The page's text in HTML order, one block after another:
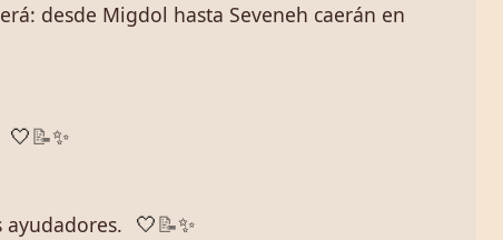
desde Migdol hasta Seveneh caerán en
🤍 📝✨
ayudadores. 🤍 📝✨